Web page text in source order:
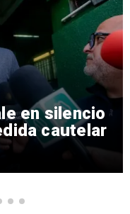
en silencio
cautelar